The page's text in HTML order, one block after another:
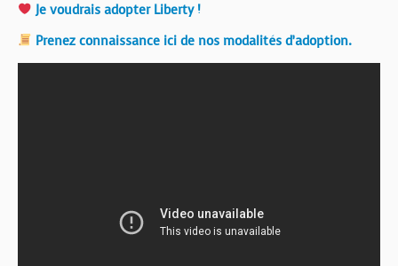
Je voudrais adopter Liberty !
Prenez connaissance ici de nos modalités d’adoption.